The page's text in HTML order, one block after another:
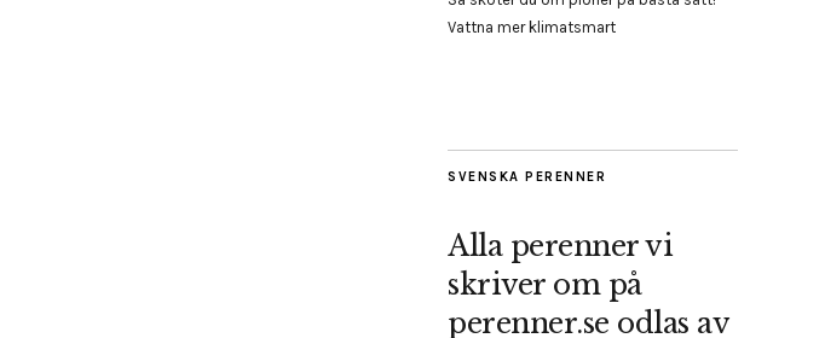
Vattna mer klimatsmart
SVENSKA PERENNER
Alla perenner vi
skriver om på
perenner.se odlas av